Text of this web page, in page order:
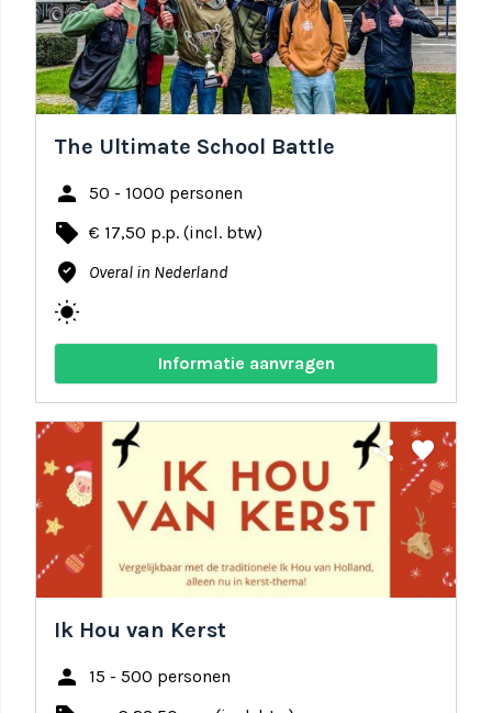
The Ultimate School Battle
person 50 - 1000 personen
local_offer € 17,50 p.p. (incl. btw)
where_to_vote Overal in Nederland
wb_sunny
Informatie aanvragen
share favorite
Ik Hou van Kerst
person 15 - 500 personen